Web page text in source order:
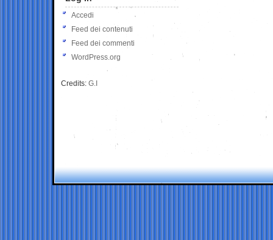
Accedi
Feed dei contenuti
Feed dei commenti
WordPress.org
Credits: G.I